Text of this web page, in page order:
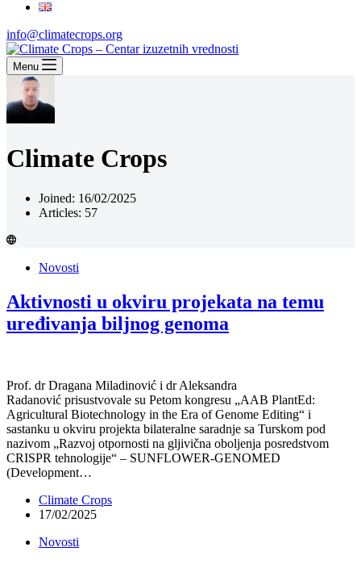
info@climatecrops.org
Menu
Climate Crops
Joined: 16/02/2025
Articles: 57
Novosti
Aktivnosti u okviru projekata na temu
uređivanja biljnog genoma
Prof. dr Dragana Miladinović i dr Aleksandra
Radanović prisustvovale su Petom kongresu „AAB PlantEd:
Agricultural Biotechnology in the Era of Genome Editing“ i
sastanku u okviru projekta bilateralne saradnje sa Turskom pod
nazivom „Razvoj otpornosti na gljivična oboljenja posredstvom
CRISPR tehnologije“ – SUNFLOWER-GENOMED
(Development…
Climate Crops
17/02/2025
Novosti